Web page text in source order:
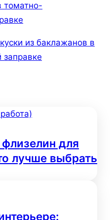
из баклажанов в
для
лучше выбрать